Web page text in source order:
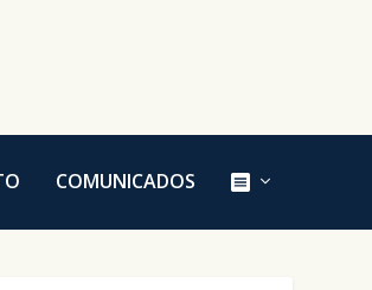
COMUNICADOS E
L
M